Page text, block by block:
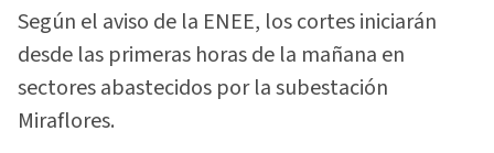
Según el aviso de la ENEE, los cortes iniciarán
desde las primeras horas de la mañana en
sectores abastecidos por la subestación
Miraflores.